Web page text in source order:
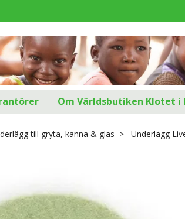
Om Världsbutiken Klotet i
till gryta, kanna & glas Underlägg